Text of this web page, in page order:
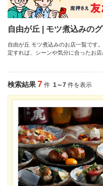
自由が丘 | モツ煮込みの
自由が丘 モツ煮込みのお店一覧です
定すれば、シーンや気分に合ったお
検索結果7 件 1～7 件を表示